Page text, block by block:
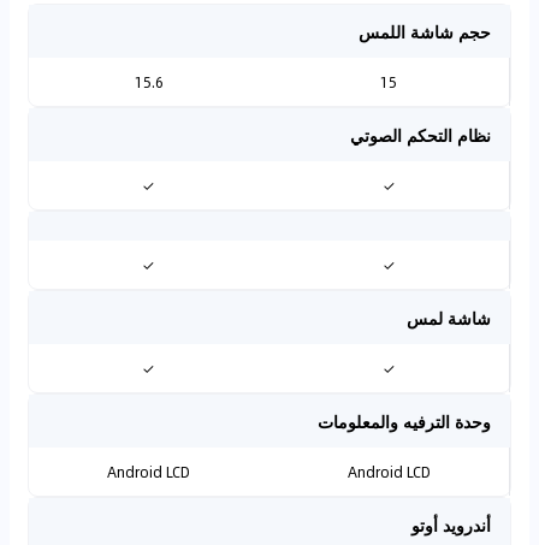
حجم شاشة اللمس
15
15.6
نظام التحكم الصوتي
✓
✓
✓
✓
شاشة لمس
✓
✓
وحدة الترفيه والمعلومات
Android LCD
Android LCD
أندرويد أوتو